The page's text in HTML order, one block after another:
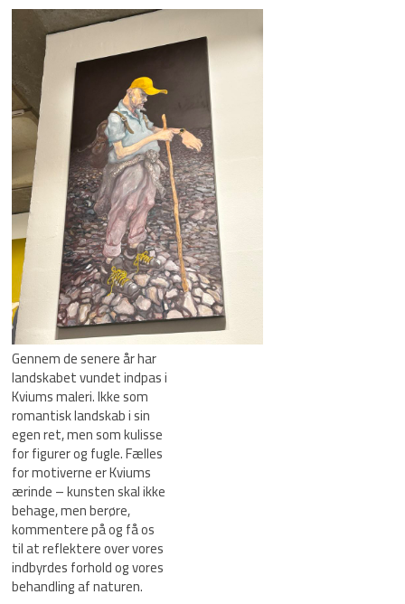
Gennem de senere år har
landskabet vundet indpas i
Kviums maleri. Ikke som
romantisk landskab i sin
egen ret, men som kulisse
for figurer og fugle. Fælles
for motiverne er Kviums
ærinde – kunsten skal ikke
behage, men berøre,
kommentere på og få os
til at reflektere over vores
indbyrdes forhold og vores
behandling af naturen.